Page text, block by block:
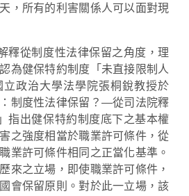
，所有的利害關係人可以面對現
釋從制度性法律保留之角度，理
為健保特約制度「未直接限制人
立政治大學法學院張桐銳教授於
：制度性法律保留？—從司法院釋
指出健保特約制度底下之基本權
之強度相當於職業許可條件，從
業許可條件相同之正當化基準。
來之立場，即使職業許可條件，
會保留原則。對於此一立場，該